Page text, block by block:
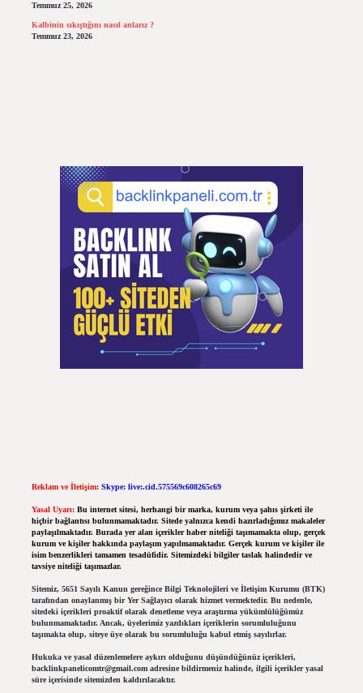
Temmuz 25, 2026
Kalbinin sıkıştığını nasıl anlarız ?
Temmuz 23, 2026
Reklam ve İletişim: Skype: live:.cid.575569c608265c69
Yasal Uyarı: Bu internet sitesi, herhangi bir marka, kurum veya şahıs şirketi ile
hiçbir bağlantısı bulunmamaktadır. Sitede yalnızca kendi hazırladığımız makaleler
paylaşılmaktadır. Burada yer alan içerikler haber niteliği taşımamakta olup, gerçek
kurum ve kişiler hakkında paylaşım yapılmamaktadır. Gerçek kurum ve kişiler ile
isim benzerlikleri tamamen tesadüfidir. Sitemizdeki bilgiler taslak halindedir ve
tavsiye niteliği taşımazlar.
Sitemiz, 5651 Sayılı Kanun gereğince Bilgi Teknolojileri ve İletişim Kurumu (BTK)
tarafından onaylanmış bir Yer Sağlayıcı olarak hizmet vermektedir. Bu nedenle,
sitedeki içerikleri proaktif olarak denetleme veya araştırma yükümlülüğümüz
bulunmamaktadır. Ancak, üyelerimiz yazdıkları içeriklerin sorumluluğunu
taşımakta olup, siteye üye olarak bu sorumluluğu kabul etmiş sayılırlar.
Hukuka ve yasal düzenlemelere aykırı olduğunu düşündüğünüz içerikleri,
backlinkpanelicomtr@gmail.comadresine bildirmeniz halinde, ilgili içerikler yasal
süre içerisinde sitemizden kaldırılacaktır.